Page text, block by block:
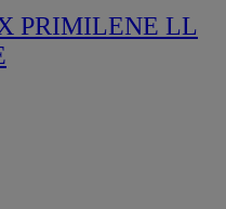
PRIMILENE LL